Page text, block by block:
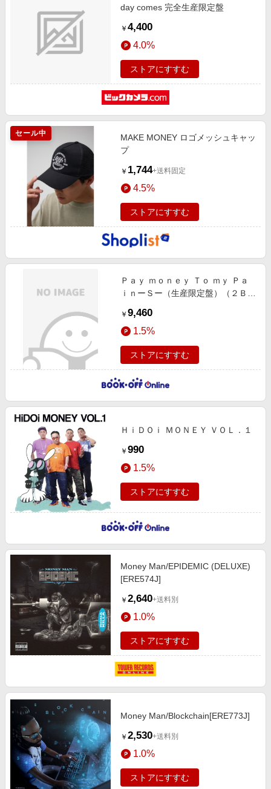
day comes 完全生産限定盤
￥ 4,400
4.0%
ストアにすすむ
セール中
MAKE MONEY ロゴメッシュキャッ
プ
￥ 1,744+送料固定
4.5%
ストアにすすむ
Ｐａｙ ｍｏｎｅｙ Ｔｏ ｍｙ Ｐａ
ｉｎーＳー（生産限定盤）（２Ｂｌ
ャツ［Ｓサイズ］付）
￥ 9,460
1.5%
ストアにすすむ
ＨｉＤＯｉ ＭＯＮＥＹ ＶＯＬ．１
￥ 990
1.5%
ストアにすすむ
Money Man/EPIDEMIC (DELUXE)
[ERE574J]
￥ 2,640+送料別
1.0%
ストアにすすむ
Money Man/Blockchain[ERE773J]
￥ 2,530+送料別
1.0%
ストアにすすむ